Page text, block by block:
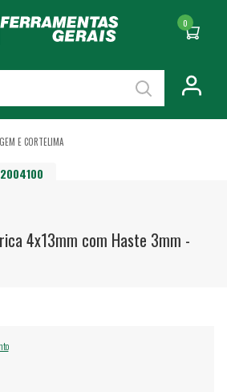
0
E CORTELIMA
4x13mm com Haste 3mm -